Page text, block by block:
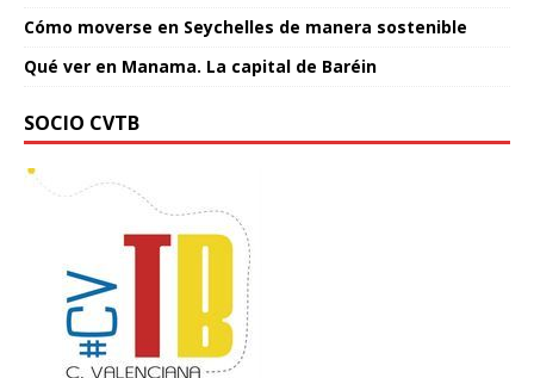
Cómo moverse en Seychelles de manera sostenible
Qué ver en Manama. La capital de Baréin
SOCIO CVTB